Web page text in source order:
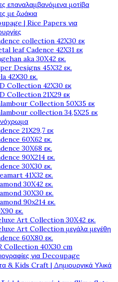
επαναλαμβανόμενα μοτίβα
με ζωάκια
| Rice Papers για
collection 42X30 εκ
leaf Cadence 42X31 εκ
aka 30X42 εκ.
Designs 45X32 εκ.
42Χ30 εκ.
Collection 42X30 εκ
Collection 21X29 εκ
Collection 50X35 εκ
collection 34,5X25 εκ
21Χ29,7 εκ
60X62 εκ.
30X68 εκ.
90X214 εκ.
30X30 εκ.
41X32 εκ.
30X42 εκ.
30X30 εκ.
90x214 εκ.
εκ.
Art Collection 30X42 εκ.
Art Collection μεγάλα μεγέθη
60X80 εκ.
Collection 40X30 cm
για Decoupage
& Kids Craft | Δημιουργικά Υλικά